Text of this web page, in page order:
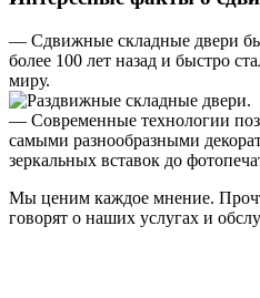
— Сдвижные складные двери
более 100 лет назад и быстро
миру.
— Современные технологии
самыми разнообразными
зеркальных вставок до
Мы ценим каждое мнение.
говорят о наших услугах и